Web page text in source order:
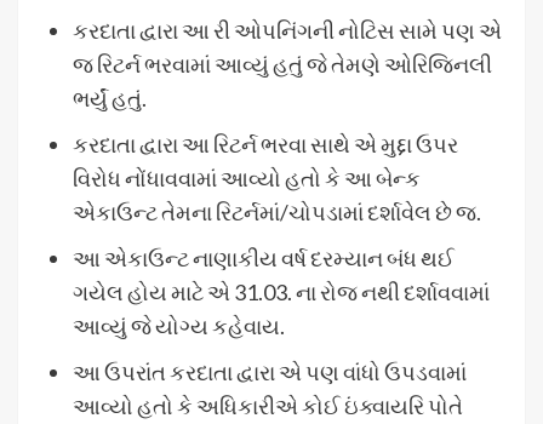
કરદાતા દ્વારા આ રી ઓપનિંગની નોટિસ સામે પણ એ
જ રિટર્ન ભરવામાં આવ્યું હતું જે તેમણે ઓરિજિનલી
ભર્યું હતું.
કરદાતા દ્વારા આ રિટર્ન ભરવા સાથે એ મુદ્દા ઉપર
વિરોધ નોંધાવવામાં આવ્યો હતો કે આ બેન્ક
એકાઉન્ટ તેમના રિટર્નમાં/ચોપડામાં દર્શાવેલ છે જ.
આ એકાઉન્ટ નાણાકીય વર્ષ દરમ્યાન બંધ થઈ
ગયેલ હોય માટે એ 31.03. ના રોજ નથી દર્શાવવામાં
આવ્યું જે યોગ્ય કહેવાય.
આ ઉપરાંત કરદાતા દ્વારા એ પણ વાંધો ઉપડવામાં
આવ્યો હતો કે અધિકારીએ કોઈ ઇંક્વાયરિ પોતે